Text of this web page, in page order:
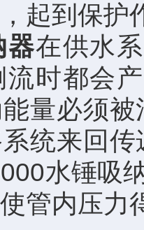
起到保护
器在供水
流时都会
量必须
统来回
水锤吸
管内压力